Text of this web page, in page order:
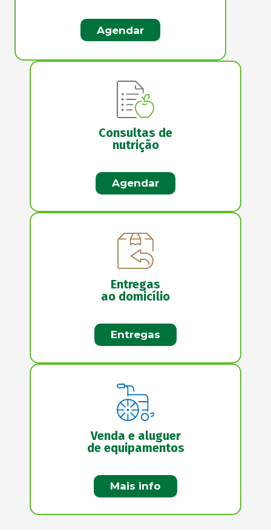
Agendar
Consultas de
nutrição
Agendar
Entregas
ao domicílio
Entregas
Venda e aluguer
de equipamentos
Mais info